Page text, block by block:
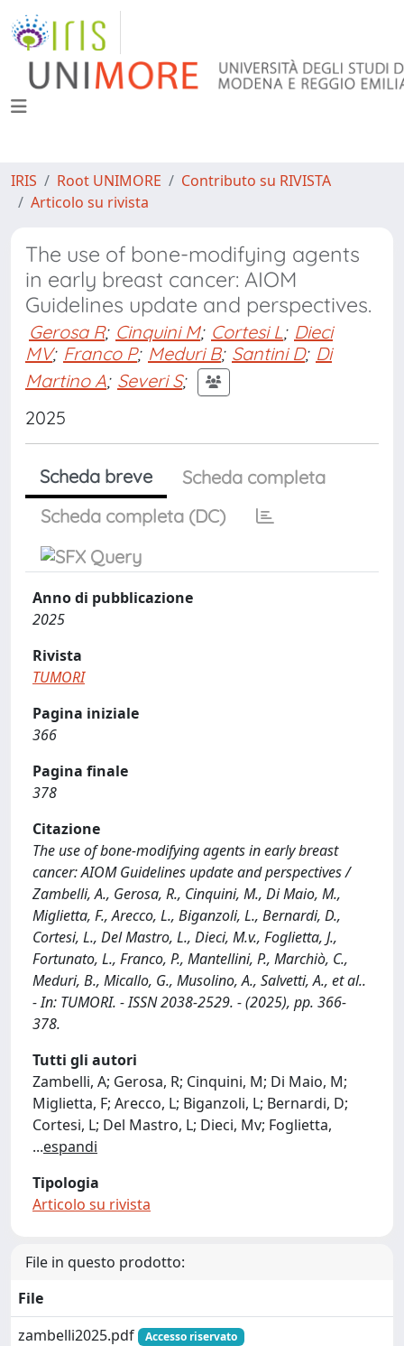
IRIS Root UNIMORE
Contributo su RIVISTA
Articolo su rivista
The use of bone-modifying agents
in early breast cancer: AIOM
Guidelines update and perspectives.
Gerosa R; Cinquini M; Cortesi L; Dieci
MV; Franco P; Meduri B; Santini D; Di
Martino A; Severi S;
2025
Scheda breve
Scheda completa
Scheda completa (DC)
Anno di pubblicazione
2025
Rivista
TUMORI
Pagina iniziale
366
Pagina finale
378
Citazione
The use of bone-modifying agents in early breast
cancer: AIOM Guidelines update and perspectives /
Zambelli, A., Gerosa, R., Cinquini, M., Di Maio, M.,
Miglietta, F., Arecco, L., Biganzoli, L., Bernardi, D.,
Cortesi, L., Del Mastro, L., Dieci, M.v., Foglietta, J.,
Fortunato, L., Franco, P., Mantellini, P., Marchiò, C.,
Meduri, B., Micallo, G., Musolino, A., Salvetti, A., et al..
- In: TUMORI. - ISSN 2038-2529. - (2025), pp. 366-
378.
Tutti gli autori
Zambelli, A; Gerosa, R; Cinquini, M; Di Maio, M;
Miglietta, F; Arecco, L; Biganzoli, L; Bernardi, D;
Cortesi, L; Del Mastro, L; Dieci, Mv; Foglietta,
...espandi
Tipologia
Articolo su rivista
File in questo prodotto:
File
zambelli2025.pdf
Accesso riservato